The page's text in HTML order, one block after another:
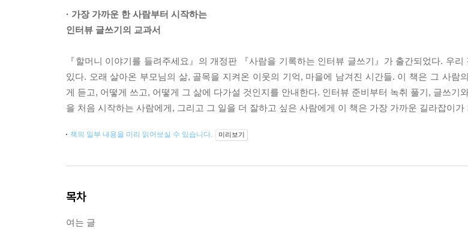
· 가장 가까운 한 사람부터 시작하는
인터뷰 글쓰기의 교과서
『할머니 이야기를 들려주세요』의 개정판 『사람을 기록하는 인터뷰 글쓰기』가 출간되었다. 우
있다. 오래 살아온 부모님의 삶, 골목을 지켜온 이웃의 기억, 마을에 남겨진 시간들. 이 책은 그 사람
게 듣고, 어떻게 쓰고, 어떻게 그 삶에 다가설 것인지를 안내한다. 인터뷰 준비부터 녹취 풀기, 글쓰기
을 처음 시작하는 사람에게, 그리고 그 일을 더 잘하고 싶은 사람에게 이 책은 가장 가까운 길라잡이가
책의 일부 내용을 미리 읽어보실 수 있습니다. 미리보기
목차
여는 글